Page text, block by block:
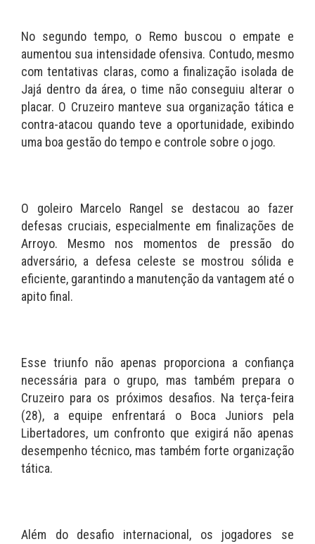
No segundo tempo, o Remo buscou o empate e
aumentou sua intensidade ofensiva. Contudo, mesmo
com tentativas claras, como a finalização isolada de
Jajá dentro da área, o time não conseguiu alterar o
placar. O Cruzeiro manteve sua organização tática e
contra-atacou quando teve a oportunidade, exibindo
uma boa gestão do tempo e controle sobre o jogo.
O goleiro Marcelo Rangel se destacou ao fazer
defesas cruciais, especialmente em finalizações de
Arroyo. Mesmo nos momentos de pressão do
adversário, a defesa celeste se mostrou sólida e
eficiente, garantindo a manutenção da vantagem até o
apito final.
Esse triunfo não apenas proporciona a confiança
necessária para o grupo, mas também prepara o
Cruzeiro para os próximos desafios. Na terça-feira
(28), a equipe enfrentará o Boca Juniors pela
Libertadores, um confronto que exigirá não apenas
desempenho técnico, mas também forte organização
tática.
Além do desafio internacional, os jogadores se